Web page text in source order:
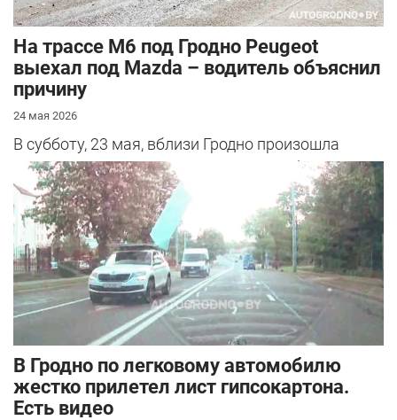
На трассе М6 под Гродно Peugeot
выехал под Mazda – водитель объяснил
причину
24 мая 2026
В субботу, 23 мая, вблизи Гродно произошла
серьезная авария – столкнулись Mazda и
Peugeot. Читатель АвтоГродно поделился...
В Гродно по легковому автомобилю
жестко прилетел лист гипсокартона.
Есть видео